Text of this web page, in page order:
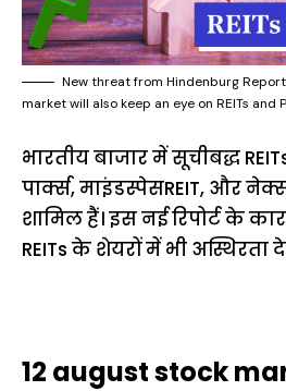
New threat from Hindenburg
market will also keep an eye on REITs and
भारतीय बाजार में सूचीबद्ध
पार्क्स, माइंडस्पेसREIT, और
शामिल हैं। इस नई रिपोर्ट के
REITs के शेयरों में भी अस्थिरता
12 august stock